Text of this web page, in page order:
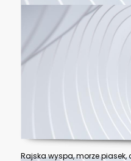
Rajska wyspa, morze piasek,